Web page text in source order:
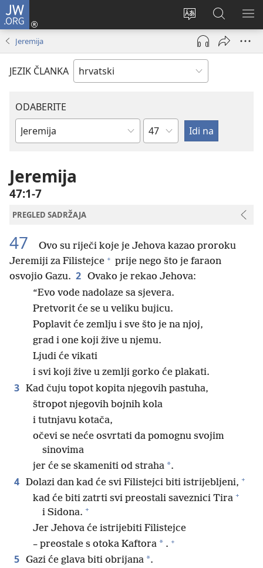
JW.ORG
Promijeni
jezik
Prijava
(otvara
prozor)
JW.ORG
|
Pretraga
Jeremija
JEZIK ČLANKA
ODABERITE
Biblijska
Poglavlje
Jeremija
47:1-7
PREGLED SADRŽAJA
47
Ovo su riječi koje je Jehova kazao proroku
Jeremiji za Filistejce + prije nego što je faraon
osvojio Gazu. 2 Ovako je rekao Jehova:
“Evo vode nadolaze sa sjevera.
Pretvorit će se u veliku bujicu.
Poplavit će zemlju i sve što je na njoj,
grad i one koji žive u njemu.
Ljudi će vikati
i svi koji žive u zemlji gorko će plakati.
3 Kad čuju topot kopita njegovih pastuha,
štropot njegovih bojnih kola
i tutnjavu kotača,
očevi se neće osvrtati da pomognu svojim
sinovima
jer će se skameniti od straha *.
4 Dolazi dan kad će svi Filistejci biti istrijebljeni, +
kad će biti zatrti svi preostali saveznici Tira +
i Sidona. +
Jer Jehova će istrijebiti Filistejce
– preostale s otoka Kaftora * . +
5 Gazi će glava biti obrijana *.